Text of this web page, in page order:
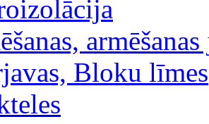
armēšanas
Bloku līmes